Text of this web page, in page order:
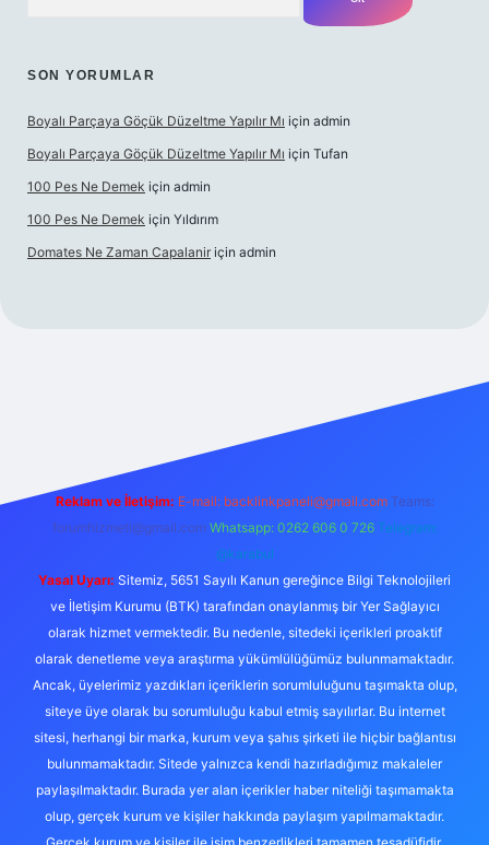
SON YORUMLAR
Boyalı Parçaya Göçük Düzeltme Yapılır Mı için admin
Boyalı Parçaya Göçük Düzeltme Yapılır Mı için Tufan
100 Pes Ne Demek için admin
100 Pes Ne Demek için Yıldırım
Domates Ne Zaman Capalanir için admin
Reklam ve İletişim: E-mail: backlinkpaneli@gmail.com Teams:
forumhizmeti@gmail.com Whatsapp: 0262 606 0 726 Telegram:
@karabul
Yasal Uyarı: Sitemiz, 5651 Sayılı Kanun gereğince Bilgi Teknolojileri
ve İletişim Kurumu (BTK) tarafından onaylanmış bir Yer Sağlayıcı
olarak hizmet vermektedir. Bu nedenle, sitedeki içerikleri proaktif
olarak denetleme veya araştırma yükümlülüğümüz bulunmamaktadır.
Ancak, üyelerimiz yazdıkları içeriklerin sorumluluğunu taşımakta olup,
siteye üye olarak bu sorumluluğu kabul etmiş sayılırlar. Bu internet
sitesi, herhangi bir marka, kurum veya şahıs şirketi ile hiçbir bağlantısı
bulunmamaktadır. Sitede yalnızca kendi hazırladığımız makaleler
paylaşılmaktadır. Burada yer alan içerikler haber niteliği taşımamakta
olup, gerçek kurum ve kişiler hakkında paylaşım yapılmamaktadır.